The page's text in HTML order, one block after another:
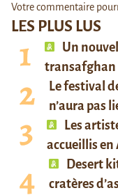
LES PLUS LUS
Un
transafghan
Le festival
n’aura pas
Les
accueillis en
Desert
cratères
Votre commentaire